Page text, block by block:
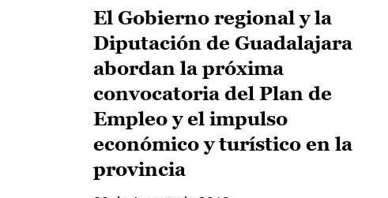
El Gobierno regional y la
Diputación de Guadalajara
abordan la próxima
convocatoria del Plan de
Empleo y el impulso
económico y turístico en la
provincia